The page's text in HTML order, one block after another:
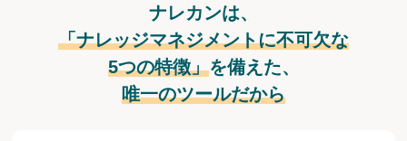
ナレカンは、
「ナレッジマネジメントに不可欠な
5つの特徴」を備えた、
唯一のツールだから